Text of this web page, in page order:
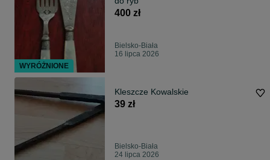
400 zł
Bielsko-Biała
16 lipca 2026
Kleszcze Kowalskie
39 zł
Bielsko-Biała
24 lipca 2026
WYRÓŻNIONE